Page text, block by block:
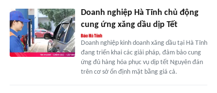
Doanh nghiệp Hà Tĩnh chủ động
cung ứng xăng dầu dịp Tết
Doanh nghiệp kinh doanh xăng dầu tại Hà Tĩnh
đang triển khai các giải pháp, đảm bảo cung
ứng đủ hàng hóa phục vụ dịp tết Nguyên đán
trên cơ sở ổn định mặt bằng giá cả.